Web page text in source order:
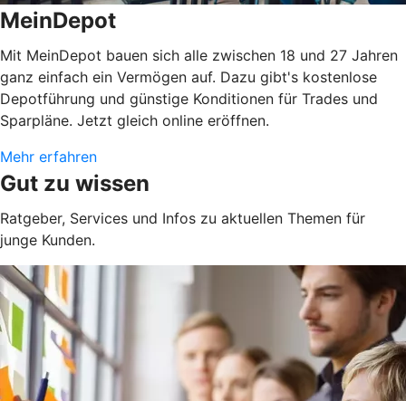
MeinDepot
Mit MeinDepot bauen sich alle zwischen 18 und 27 Jahren
ganz einfach ein Vermögen auf. Dazu gibt's kostenlose
Depotführung und günstige Konditionen für Trades und
Sparpläne. Jetzt gleich online eröffnen.
Mehr erfahren
Gut zu wissen
Ratgeber, Services und Infos zu aktuellen Themen für
junge Kunden.